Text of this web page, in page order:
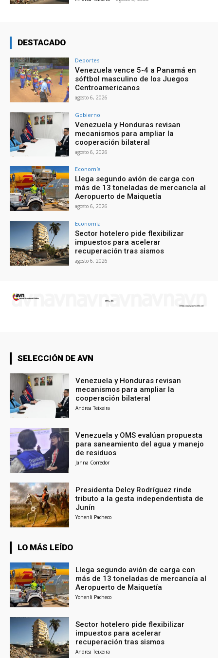
DESTACADO
Deportes
Venezuela vence 5-4 a Panamá en
sóftbol masculino de los Juegos
Centroamericanos
agosto 6, 2026
Gobierno
Venezuela y Honduras revisan
mecanismos para ampliar la
cooperación bilateral
agosto 6, 2026
Economía
Llega segundo avión de carga con
más de 13 toneladas de mercancía al
Aeropuerto de Maiquetía
agosto 6, 2026
Economía
Sector hotelero pide flexibilizar
impuestos para acelerar
recuperación tras sismos
agosto 6, 2026
SELECCIÓN DE AVN
Venezuela y Honduras revisan
mecanismos para ampliar la
cooperación bilateral
Andrea Teixeira
Venezuela y OMS evalúan propuesta
para saneamiento del agua y manejo
de residuos
Janna Corredor
Presidenta Delcy Rodríguez rinde
tributo a la gesta independentista de
Junín
Yohenli Pacheco
LO MÁS LEÍDO
Llega segundo avión de carga con
más de 13 toneladas de mercancía al
Aeropuerto de Maiquetía
Yohenli Pacheco
Sector hotelero pide flexibilizar
impuestos para acelerar
recuperación tras sismos
Andrea Teixeira